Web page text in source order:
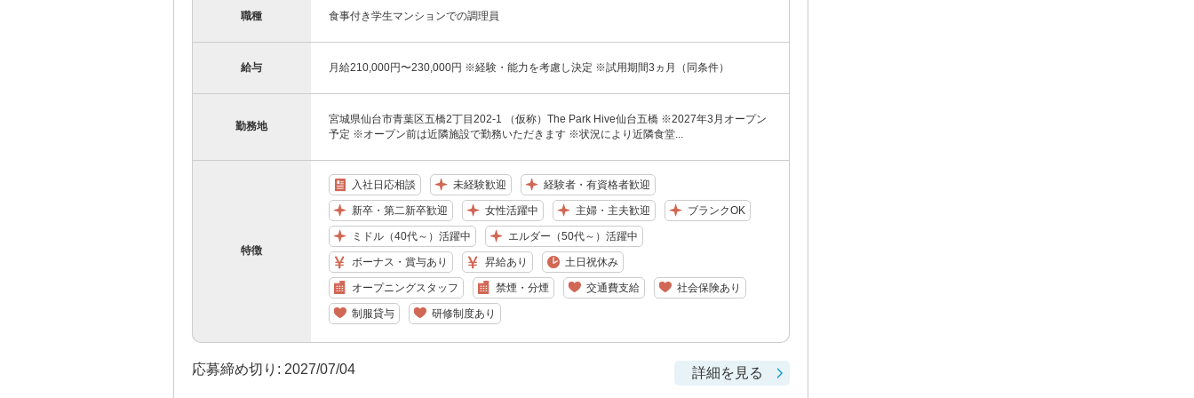
職種 食事付き学生マンションでの調理員
給与 月給210,000円〜230,000円 ※経験・能力を考慮し決定 ※試用期間3ヵ月（同条件）
勤務地
宮城県仙台市青葉区五橋2丁目202-1 （仮称）The Park Hive仙台五橋 ※2027年3月オープン
予定 ※オープン前は近隣施設で勤務いただきます ※状況により近隣食堂...
特徴
入社日応相談 未経験歓迎 経験者・有資格者歓迎
新卒・第二新卒歓迎 女性活躍中 主婦・主夫歓迎 ブランクOK
ミドル（40代～）活躍中 エルダー（50代～）活躍中
ボーナス・賞与あり 昇給あり 土日祝休み
オープニングスタッフ 禁煙・分煙 交通費支給 社会保険あり
制服貸与 研修制度あり
応募締め切り: 2027/07/04 詳細を見る